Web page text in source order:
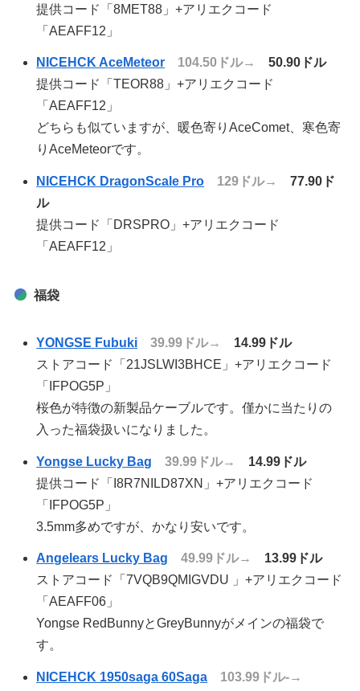
提供コード「8MET88」+アリエクコード
「AEAFF12」
NICEHCK AceMeteor 104.50ドル→
50.90ドル
提供コード「TEOR88」+アリエクコード
「AEAFF12」
どちらも似ていますが、暖色寄りAceComet、寒色寄
りAceMeteorです。
NICEHCK DragonScale Pro 129ドル→
77.90ド
ル
提供コード「DRSPRO」+アリエクコード
「AEAFF12」
福袋
YONGSE Fubuki 39.99ドル→
14.99ドル
ストアコード「21JSLWI3BHCE」+アリエクコード
「IFPOG5P」
桜色が特徴の新製品ケーブルです。僅かに当たりの
入った福袋扱いになりました。
Yongse Lucky Bag 39.99ドル→
14.99ドル
提供コード「I8R7NILD87XN」+アリエクコード
「IFPOG5P」
3.5mm多めですが、かなり安いです。
Angelears Lucky Bag 49.99ドル→ 13.99ドル
ストアコード「7VQB9QMIGVDU 」+アリエクコード
「AEAFF06」
Yongse RedBunnyとGreyBunnyがメインの福袋で
す。
NICEHCK 1950saga 60Saga
103.99ドル-→